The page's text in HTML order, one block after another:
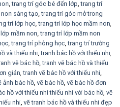
,trang trí góc bé đến lớp,trang trí
sáng tạo,trang trí góc mở trong
trí lớp học,trang trí lớp học mầm non,
mầm non,trang trí lớp mầm non
,trang trí phòng học,trang trí trường
và thiếu nhi,tranh bác hồ với thiếu nhi,
vẽ bác hồ,tranh vẽ bác hồ và thiếu
giản,tranh vẽ bác hồ với thiếu nhi,
ảnh bác hồ, vẽ bác hồ, vẽ bác hồ đơn
hồ với thiếu nhi thiếu nhi với bác hồ, vẽ
nhi, vẽ tranh bác hồ và thiếu nhi đẹp